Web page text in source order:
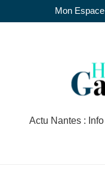
Mon
Actu Nantes :